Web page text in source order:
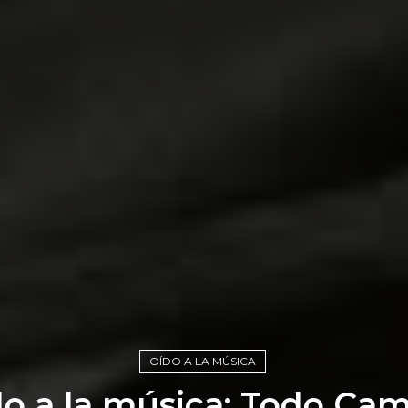
OÍDO A LA MÚSICA